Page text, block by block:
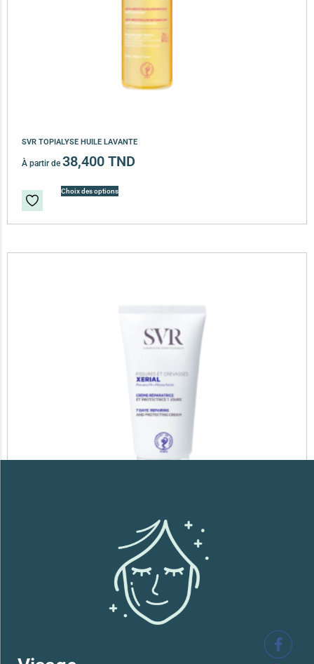
SVR XERIAL FISSURES ET CREVASSES
SVR TOPIALYSE HUILE LAVANTE
À partir de 38,400 TND
Choix des options